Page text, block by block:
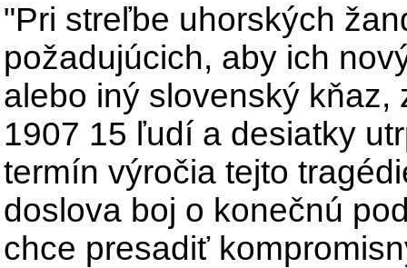
"Pri streľbe uhorských
požadujúcich, aby ich
alebo iný slovenský kňaz,
1907 15 ľudí a desiatky
termín výročia tejto
doslova boj o konečnú
chce presadiť